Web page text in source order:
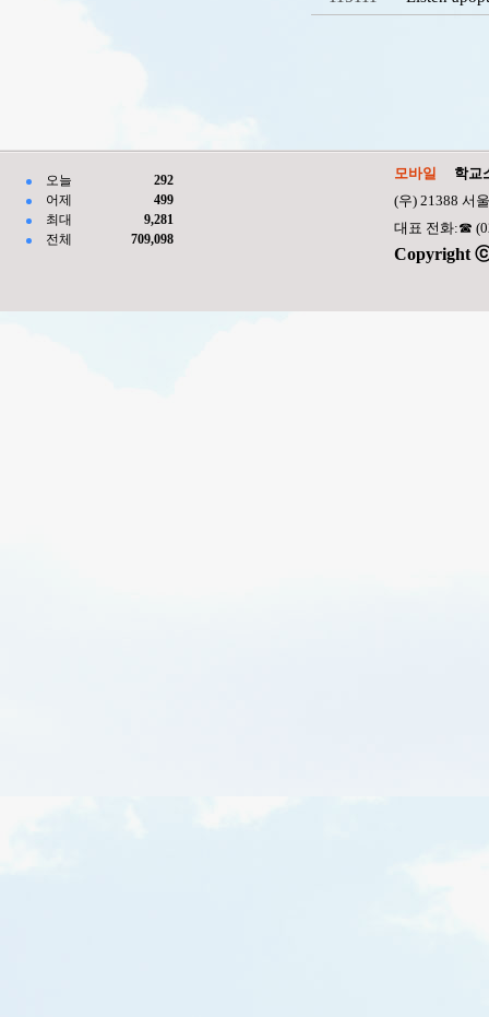
오늘
292
어제
499
최대
9,281
전체
709,098
모바일
학교
(우) 21388 서
대표 전화:☎
Copyright ⓒ